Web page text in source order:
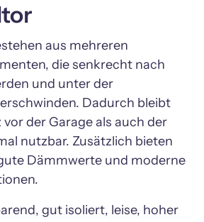
aus mehreren
die senkrecht nach
und unter der
Dadurch bleibt
der Garage als auch der
nutzbar. Zusätzlich bieten
Dämmwerte und moderne
gut isoliert, leise, hoher